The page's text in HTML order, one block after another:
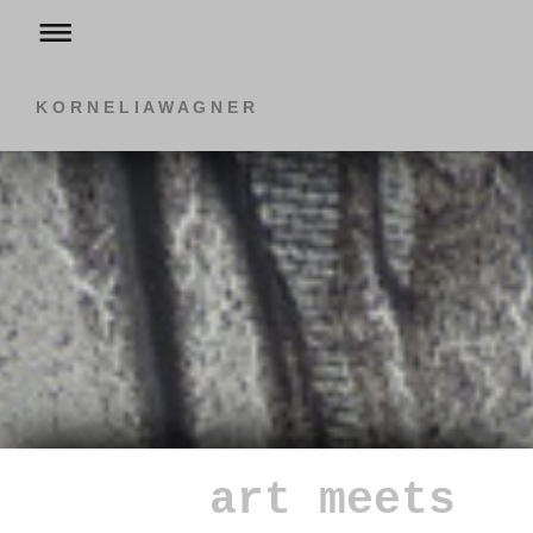
K O R N E L I A W A G N E R
art meets